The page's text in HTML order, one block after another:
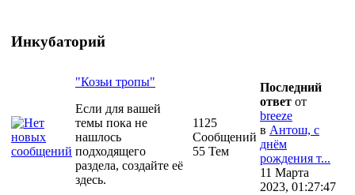
Инкубаторий
"Козьи тропы"
Если для вашей
темы пока не
нашлось
подходящего
раздела, создайте её
здесь.
1125
Сообщений
55 Тем
Последний
ответ от
breeze
в Антош, с
днём
рождения т...
11 Марта
2023, 01:27:47